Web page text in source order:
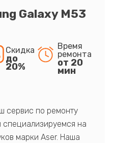
Galaxy M53
Скидка
до
20%
Время
ремонта
от 20
мин
сервис по ремонту
специализируемся на
марки Aser. Наша